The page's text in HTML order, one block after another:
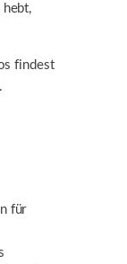
hebt,
findest
für